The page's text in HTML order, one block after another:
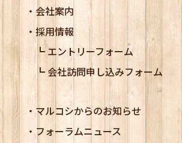
会社案内
採用情報
エントリーフォーム
会社訪問申し込みフォーム
マルコシからのお知らせ
フォーラムニュース